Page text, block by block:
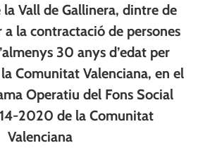
Previous
post:
Vall de Gallinera, dintre de
la contractació de persones
30 anys d’edat per
Comunitat Valenciana, en el
Operatiu del Fons Social
2020 de la Comunitat
Valenciana